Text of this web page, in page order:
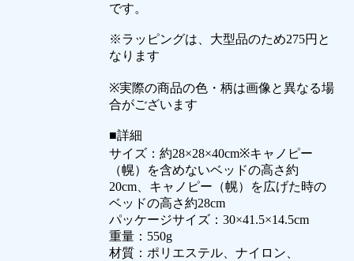
です。
※ラッピングは、大型品のため275円と
なります
※実際の商品の色・柄は画像と異なる場
合がございます
■詳細
サイズ：約28×28×40cm※キャノピー
（幌）を含めないベッドの高さ約
20cm、キャノピー（幌）を広げた時の
ベッドの高さ約28cm
パッケージサイズ：30×41.5×14.5cm
重量：550g
材質：ポリエステル、ナイロン、